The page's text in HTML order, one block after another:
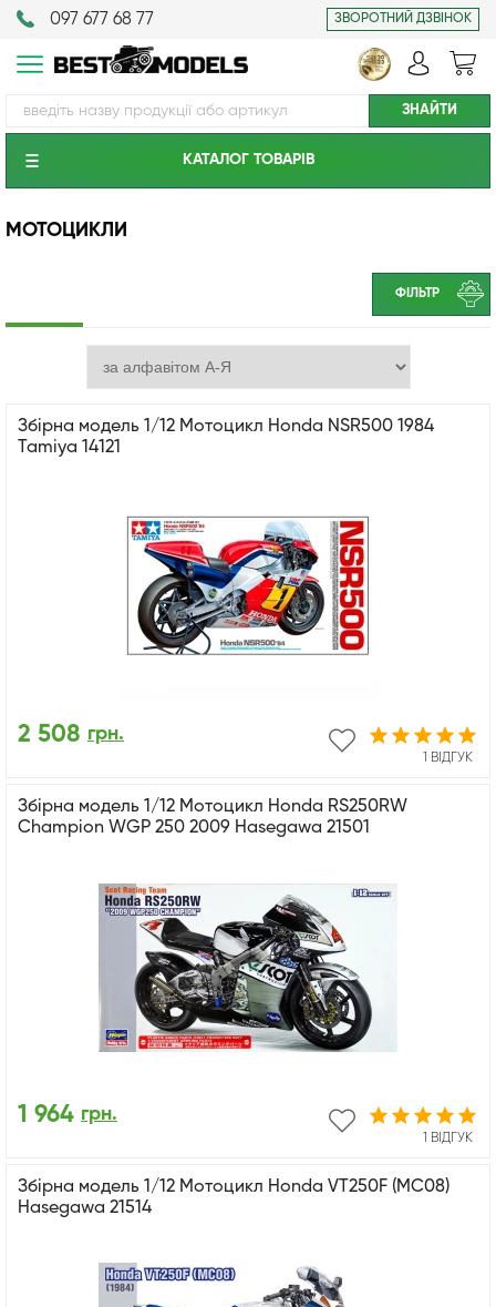
097 677 68 77 ЗВОРОТНИЙ ДЗВІНОК
КАТАЛОГ ТОВАРIВ
МОТОЦИКЛИ
ФІЛЬТР
Збірна модель 1/12 Мотоцикл Honda NSR500 1984
Tamiya 14121
1 ВІДГУК
2 508 грн.
Збірна модель 1/12 Мотоцикл Honda RS250RW
Champion WGP 250 2009 Hasegawa 21501
1 ВІДГУК
1 964 грн.
Збірна модель 1/12 Мотоцикл Honda VT250F (MC08)
Hasegawa 21514